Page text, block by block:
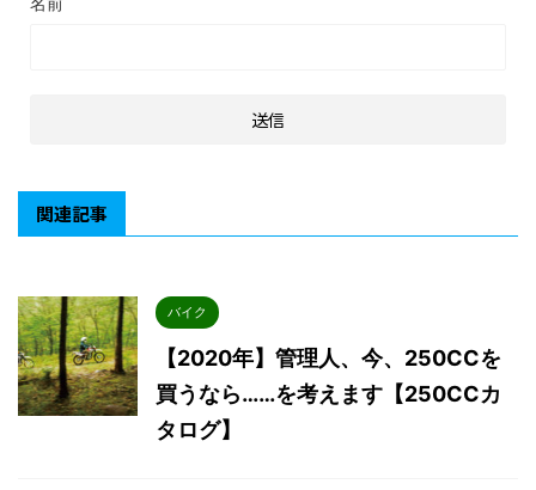
関連記事
バイク
【2020年】管理人、今、250CCを
買うなら……を考えます【250CCカ
タログ】